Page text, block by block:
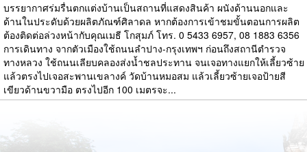
บรรยากาศร่มรื่นตกแต่งบ้านเป็นสถานที่แสดงสินค้า ผนังด้านนอกและ
ด้านในประดับด้วยผลิตภัณฑ์ศิลาดล หากต้องการเข้าชมขั้นตอนการผลิต
ต้องติดต่อล่วงหน้ากับคุณเมธี โกสุมภ์ โทร. 0 5433 6957, 08 1883 6356
การเดินทาง จากตัวเมืองใช้ถนนลำปาง-กรุงเทพฯ ก่อนถึงสถานีตำรวจ
ทางหลวง ใช้ถนนเลียบคลองส่งน้ำชลประทาน จนเจอทางแยกให้เลี้ยวซ้าย
แล้วตรงไปเจอสะพานเขลางค์ วัดบ้านหมอสม แล้วเลี้ยวซ้ายเจอป้ายสี
เขียวด้านขวามือ ตรงไปอีก 100 เมตรจะ...